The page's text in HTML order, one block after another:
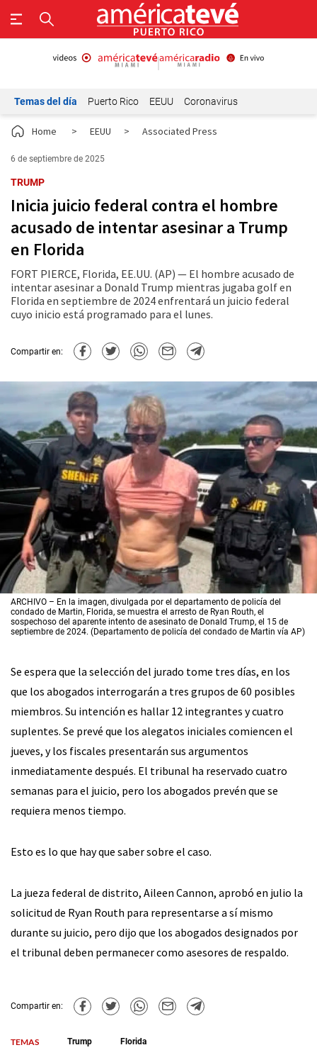
Temas del día Puerto Rico EEUU Coronavirus
Home > EEUU > Associated Press
6 de septiembre de 2025
TRUMP
Inicia juicio federal contra el hombre
acusado de intentar asesinar a Trump
en Florida
FORT PIERCE, Florida, EE.UU. (AP) — El hombre acusado de
intentar asesinar a Donald Trump mientras jugaba golf en
Florida en septiembre de 2024 enfrentará un juicio federal
cuyo inicio está programado para el lunes.
Compartir en:
ARCHIVO – En la imagen, divulgada por el departamento de policía del
condado de Martin, Florida, se muestra el arresto de Ryan Routh, el
sospechoso del aparente intento de asesinato de Donald Trump, el 15 de
septiembre de 2024. (Departamento de policía del condado de Martin vía AP)
Se espera que la selección del jurado tome tres días, en los
que los abogados interrogarán a tres grupos de 60 posibles
miembros. Su intención es hallar 12 integrantes y cuatro
suplentes. Se prevé que los alegatos iniciales comiencen el
jueves, y los fiscales presentarán sus argumentos
inmediatamente después. El tribunal ha reservado cuatro
semanas para el juicio, pero los abogados prevén que se
requiera menos tiempo.
Esto es lo que hay que saber sobre el caso.
La jueza federal de distrito, Aileen Cannon, aprobó en julio la
solicitud de Ryan Routh para representarse a sí mismo
durante su juicio, pero dijo que los abogados designados por
el tribunal deben permanecer como asesores de respaldo.
Compartir en:
TEMAS Trump Florida